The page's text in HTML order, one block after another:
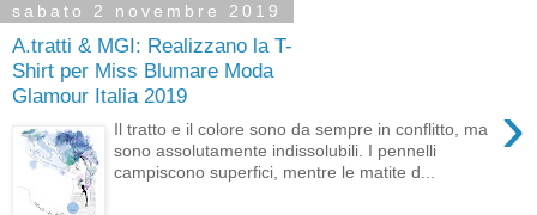
sabato 2 novembre 2019
A.tratti & MGI: Realizzano la T-
Shirt per Miss Blumare Moda
Glamour Italia 2019
›
Il tratto e il colore sono da sempre in conflitto, ma
sono assolutamente indissolubili. I pennelli
campiscono superfici, mentre le matite d...